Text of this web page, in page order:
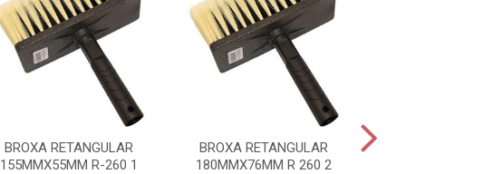
BROXA RETANGULAR
155MMX55MM R-260 1
BROXA RETANGULAR
180MMX76MM R 260 2